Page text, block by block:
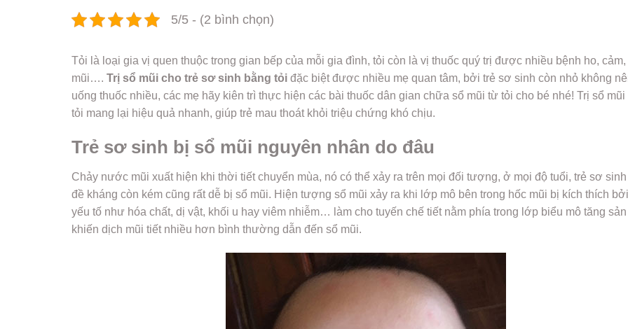
5/5 - (2 bình chọn)
Tỏi là loại gia vị quen thuộc trong gian bếp của mỗi gia đình, tỏi còn là vị thuốc quý trị được nhiều bệnh ho, cảm,
mũi…. Trị sổ mũi cho trẻ sơ sinh bằng tỏi đặc biệt được nhiều mẹ quan tâm, bởi trẻ sơ sinh còn nhỏ không
uống thuốc nhiều, các mẹ hãy kiên trì thực hiện các bài thuốc dân gian chữa sổ mũi từ tỏi cho bé nhé! Trị sổ mũi
tỏi mang lại hiệu quả nhanh, giúp trẻ mau thoát khỏi triệu chứng khó chịu.
Trẻ sơ sinh bị sổ mũi nguyên nhân do đâu
Chảy nước mũi xuất hiện khi thời tiết chuyển mùa, nó có thể xảy ra trên mọi đối tượng, ở mọi độ tuổi, trẻ sơ
đề kháng còn kém cũng rất dễ bị sổ mũi. Hiện tượng sổ mũi xảy ra khi lớp mô bên trong hốc mũi bị kích thích
yếu tố như hóa chất, dị vật, khối u hay viêm nhiễm… làm cho tuyến chế tiết nằm phía trong lớp biểu mô tăng sản
khiến dịch mũi tiết nhiều hơn bình thường dẫn đến sổ mũi.